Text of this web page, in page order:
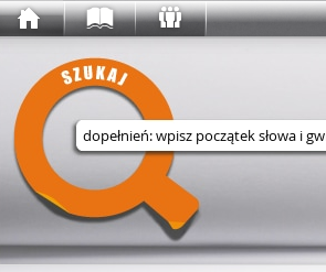
Wyszukaj w serwisie